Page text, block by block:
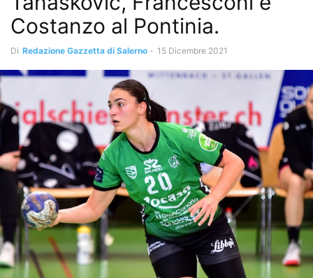
Costanzo al Pontinia.
Di Redazione Gazzetta di Salerno - 15 Dicembre 2021